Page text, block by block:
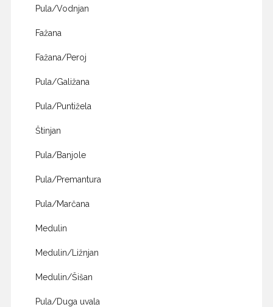
Pula/Vodnjan
Fažana
Fažana/Peroj
Pula/Galižana
Pula/Puntižela
Štinjan
Pula/Banjole
Pula/Premantura
Pula/Marčana
Medulin
Medulin/Ližnjan
Medulin/Šišan
Pula/Duga uvala